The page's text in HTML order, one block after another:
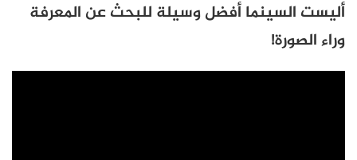
أليست السينما أفضل وسيلة للبحث عن المعرفة
وراء الصورة!